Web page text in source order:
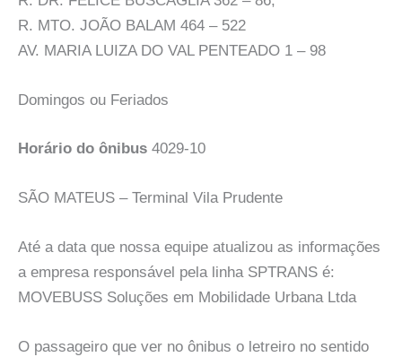
R. MTO. JOÃO BALAM 464 – 522
AV. MARIA LUIZA DO VAL PENTEADO 1 – 98
Domingos ou Feriados
Horário do ônibus 4029-10
SÃO MATEUS – Terminal Vila Prudente
Até a data que nossa equipe atualizou as informações
a empresa responsável pela linha SPTRANS é:
MOVEBUSS Soluções em Mobilidade Urbana Ltda
O passageiro que ver no ônibus o letreiro no sentido